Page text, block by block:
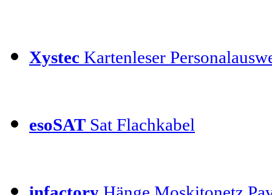
Xystec Kartenleser
esoSAT Sat Flachkabel